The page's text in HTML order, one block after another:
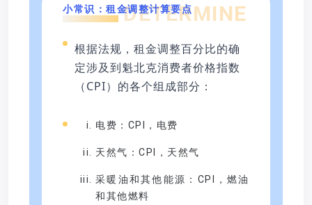
小常识：租金调整计算要点
DETERMINE
根据法规，租金调整百分比的确
定涉及到魁北克消费者价格指数
（CPI）的各个组成部分：
电费：CPI，电费
天然气：CPI，天然气
采暖油和其他能源：CPI，燃油
和其他燃料